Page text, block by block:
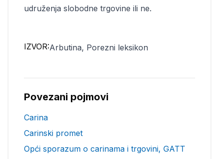
udruženja slobodne trgovine ili ne.
IZVOR:Arbutina, Porezni leksikon
Povezani pojmovi
Carina
Carinski promet
Opći sporazum o carinama i trgovini, GATT